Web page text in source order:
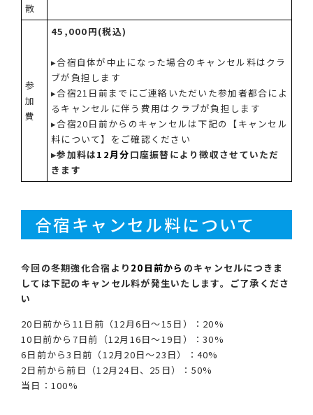
散
参
加
費
45,000円(税込)
▸合宿自体が中止になった場合のキャンセル料はクラ
ブが負担します
▸合宿21日前までにご連絡いただいた参加者都合によ
るキャンセルに伴う費用はクラブが負担します
▸合宿20日前からのキャンセルは下記の【キャンセル
料について】をご確認ください
▸参加料は12月分口座振替により徴収させていただ
きます
合宿キャンセル料について
今回の冬期強化合宿より 20日前から のキャンセルにつきま
しては下記のキャンセル料が発生いたします。ご了承くださ
い
20日前から11日前（12月6日～15日）：20%
10日前から7日前（12月16日～19日）：30%
6日前から3日前（12月20日～23日）：40%
2日前から前日（12月24日、25日）：50%
当日：100%